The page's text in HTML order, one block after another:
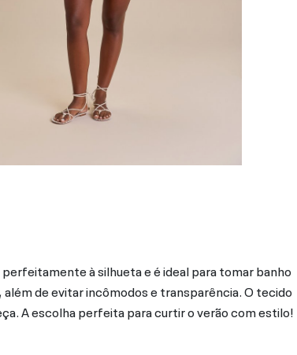
à silhueta e é ideal para tomar banho
de evitar incômodos e transparência. O tecido
A escolha perfeita para curtir o verão com estilo!